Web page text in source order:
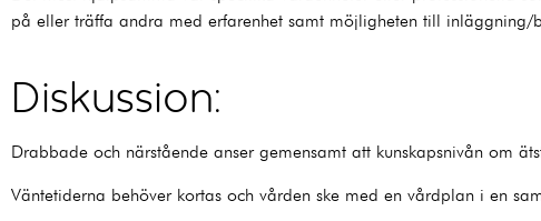
på eller träffa andra med erfarenhet samt möjligheten till inläggning/
Diskussion:
Drabbade och närstående anser gemensamt att kunskapsnivån om
Väntetiderna behöver kortas och vården ske med en vårdplan i en